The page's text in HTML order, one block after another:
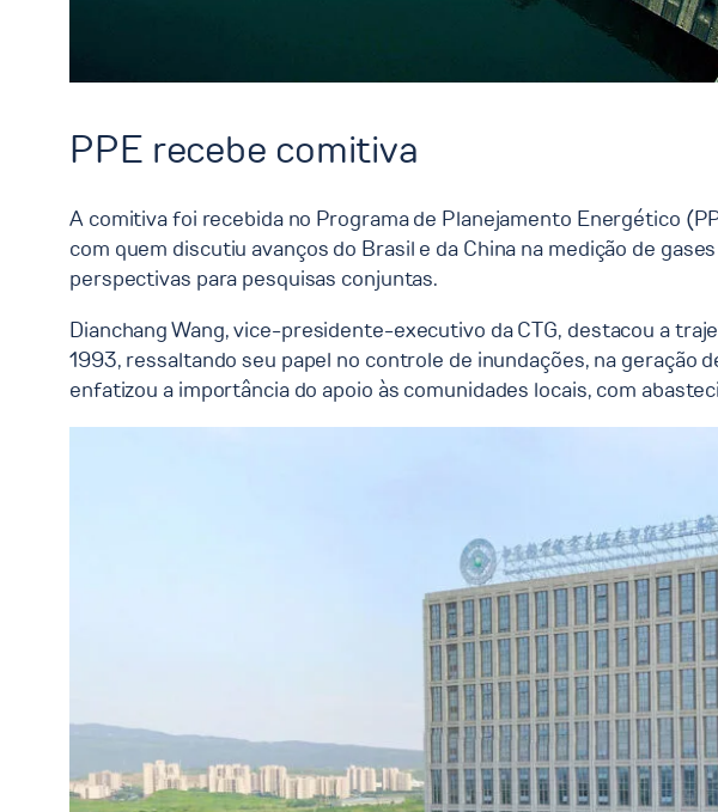
PPE recebe comitiva
A comitiva foi recebida no Programa de Planejamento Energético
com quem discutiu avanços do Brasil e da China na medição de
perspectivas para pesquisas conjuntas.
Dianchang Wang, vice-presidente-executivo da CTG, destacou a
1993, ressaltando seu papel no controle de inundações, na geração
enfatizou a importância do apoio às comunidades locais, com